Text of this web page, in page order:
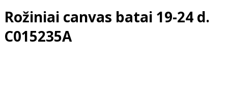
Rožiniai canvas batai 19-24 d.
C015235A